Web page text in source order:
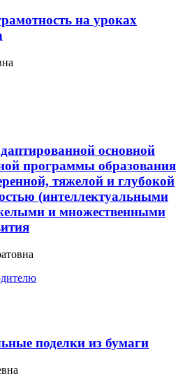
на уроках
основной
программы образования
тяжелой и глубокой
(интеллектуальными
и множественными
поделки из бумаги